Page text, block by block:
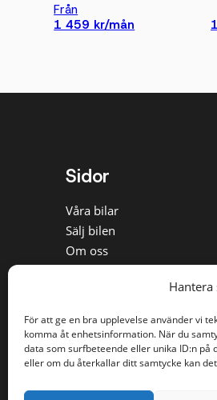
Hantera
För att ge en bra upplevelse använder vi
komma åt enhetsinformation. När du
data som surfbeteende eller unika ID:n på
eller om du återkallar ditt samtycke kan
Från
1 459 kr/mån
Sidor
Våra bilar
Sälj bilen
Om oss
Vanliga frågor